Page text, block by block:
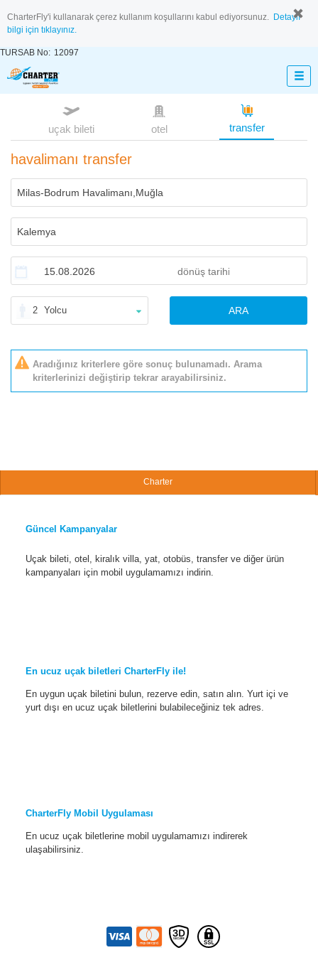
CharterFly'i kullanarak çerez kullanım koşullarını kabul ediyorsunuz. Detaylı
bilgi için tıklayınız.
TURSAB No: 12097
uçak bileti otel transfer
havalimanı transfer
2 Yolcu ARA
Aradığınız kriterlere göre sonuç bulunamadı. Arama
kriterlerinizi değiştirip tekrar arayabilirsiniz.
Charter
Güncel Kampanyalar
Uçak bileti, otel, kiralık villa, yat, otobüs, transfer ve diğer ürün
kampanyaları için mobil uygulamamızı indirin.
En ucuz uçak biletleri CharterFly ile!
En uygun uçak biletini bulun, rezerve edin, satın alın. Yurt içi ve
yurt dışı en ucuz uçak biletlerini bulabileceğiniz tek adres.
CharterFly Mobil Uygulaması
En ucuz uçak biletlerine mobil uygulamamızı indirerek
ulaşabilirsiniz.